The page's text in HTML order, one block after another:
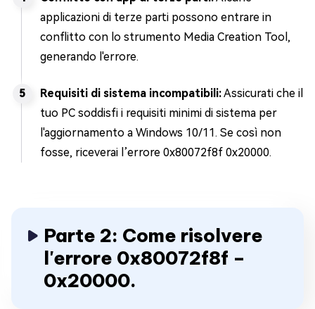
applicazioni di terze parti possono entrare in
conflitto con lo strumento Media Creation Tool,
generando l'errore.
Requisiti di sistema incompatibili:Assicurati che il
tuo PC soddisfi i requisiti minimi di sistema per
l'aggiornamento a Windows 10/11. Se così non
fosse, riceverai l’errore 0x80072f8f 0x20000.
Parte 2: Come risolvere
l'errore 0x80072f8f –
0x20000.